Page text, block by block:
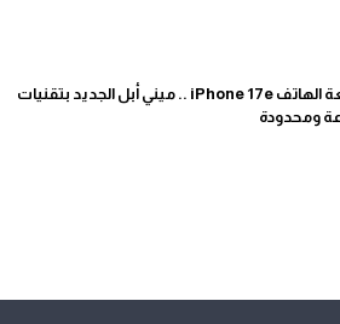
مراجعة الهاتف iPhone 17e .. ميني أبل الجديد بتقنيات
ومحدودة